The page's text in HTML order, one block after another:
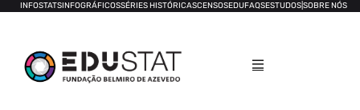
INFOSTATSINFOGRÁFICOSSÉRIES HISTÓRICASCENSOSEDUFAQSESTUDOSSOBRE NÓS